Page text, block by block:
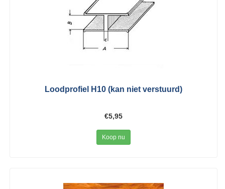
Loodprofiel H10 (kan niet verstuurd)
€5,95
Koop nu